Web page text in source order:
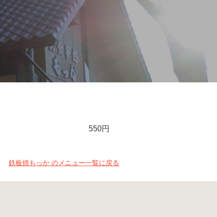
550円
鉄板焼もっか のメニュー一覧に戻る